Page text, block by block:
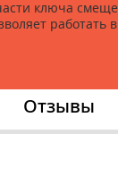
ключа
работать
Отзывы